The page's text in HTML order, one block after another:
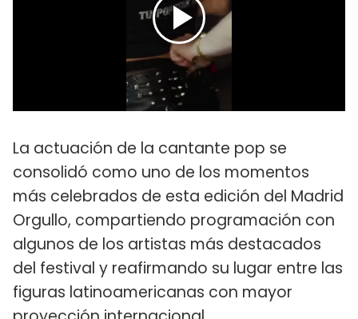
La actuación de la cantante pop se
consolidó como uno de los momentos
más celebrados de esta edición del Madrid
Orgullo, compartiendo programación con
algunos de los artistas más destacados
del festival y reafirmando su lugar entre las
figuras latinoamericanas con mayor